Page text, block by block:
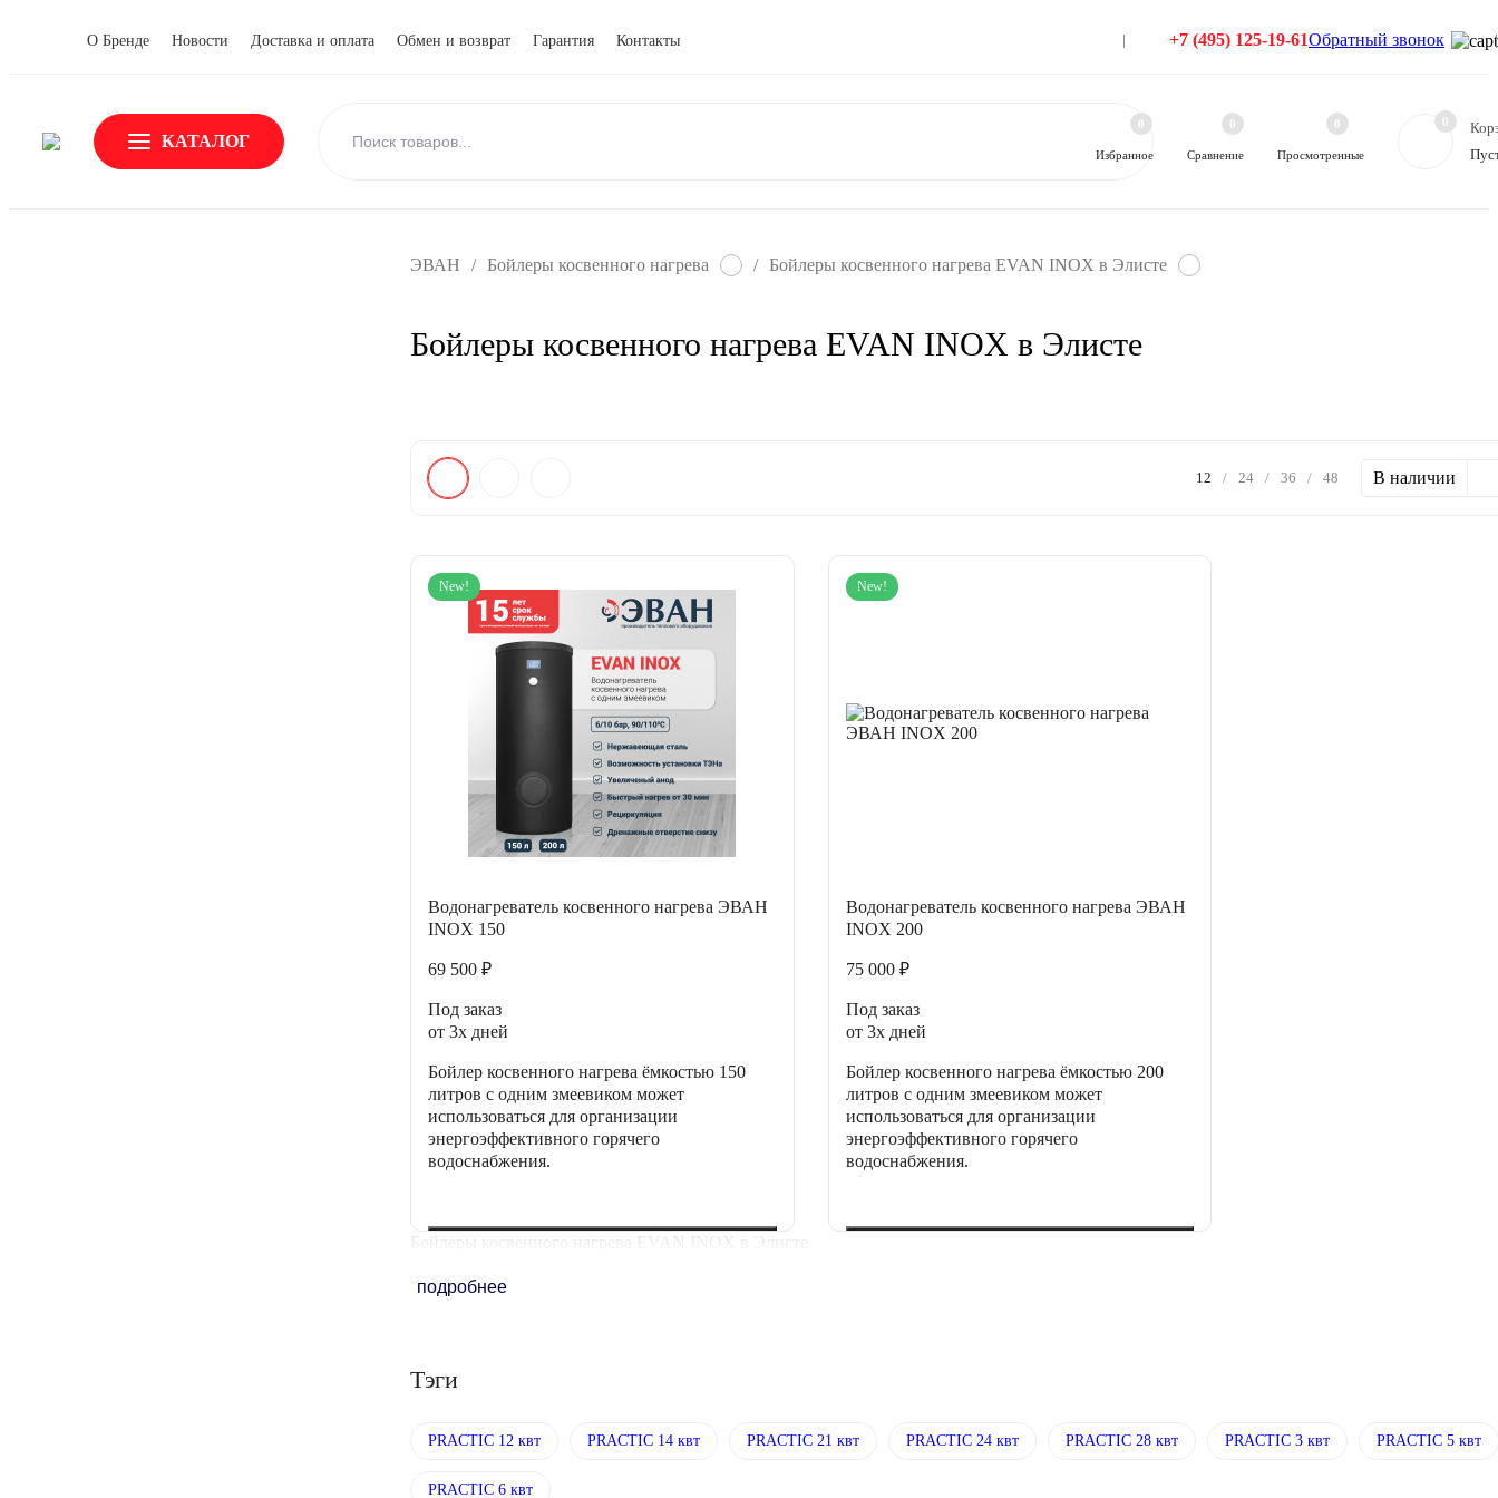
О Бренде Новости Доставка и оплата Обмен и возврат Гарантия Контакты +7 (495) 125-19-61Обратный звонок
КАТАЛОГ
Избранное
0
Сравнение
0
Просмотренные
0 0
ЭВАН / Бойлеры косвенного нагрева / Бойлеры косвенного нагрева EVAN INOX в Элисте
Бойлеры косвенного нагрева EVAN INOX в Элисте
12 / 24 / 36 / 48 В наличии
New!
Водонагреватель косвенного нагрева ЭВАН
INOX 150
69 500 ₽
Под заказ
от 3х дней
Бойлер косвенного нагрева ёмкостью 150
литров с одним змеевиком может
использоваться для организации
энергоэффективного горячего
водоснабжения.
New!
Водонагреватель косвенного нагрева ЭВАН
INOX 200
75 000 ₽
Под заказ
от 3х дней
Бойлер косвенного нагрева ёмкостью 200
литров с одним змеевиком может
использоваться для организации
энергоэффективного горячего
водоснабжения.
Бойлеры косвенного нагрева EVAN INOX в Элисте
подробнее
Тэги
PRACTIC 12 квт PRACTIC 14 квт PRACTIC 21 квт PRACTIC 24 квт PRACTIC 28 квт PRACTIC 3 квт PRACTIC 5 квт
PRACTIC 6 квт